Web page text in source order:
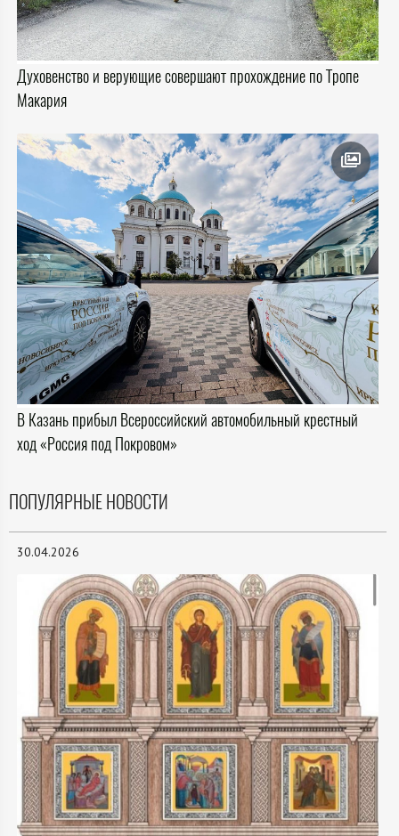
Духовенство и верующие совершают прохождение по Тропе
Макария
В Казань прибыл Всероссийский автомобильный крестный
ход «Россия под Покровом»
ПОПУЛЯРНЫЕ НОВОСТИ
30.04.2026